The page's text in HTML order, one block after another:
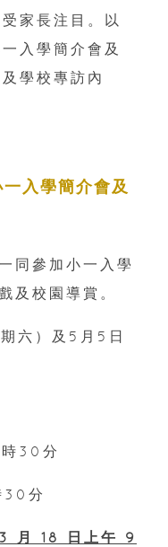
家長注目。以
入學簡介會及
學校專訪內
入學簡介會及
同參加小一入學
及校園導賞。
六）及5月5日
時30分
30分
月 18 日上午 9